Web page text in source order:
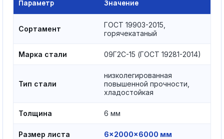
Параметр Значение
Сортамент
ГОСТ 19903-2015,
горячекатаный
Марка стали 09Г2С-15 (ГОСТ 19281-2014)
Тип стали
низколегированная
повышенной прочности,
хладостойкая
Толщина 6 мм
Размер листа 6×2000×6000 мм